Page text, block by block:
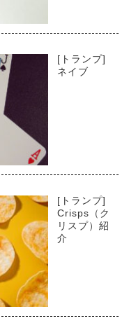
[トランプ]
ネイブ
[トランプ]
Crisps（ク
リスプ）紹
介